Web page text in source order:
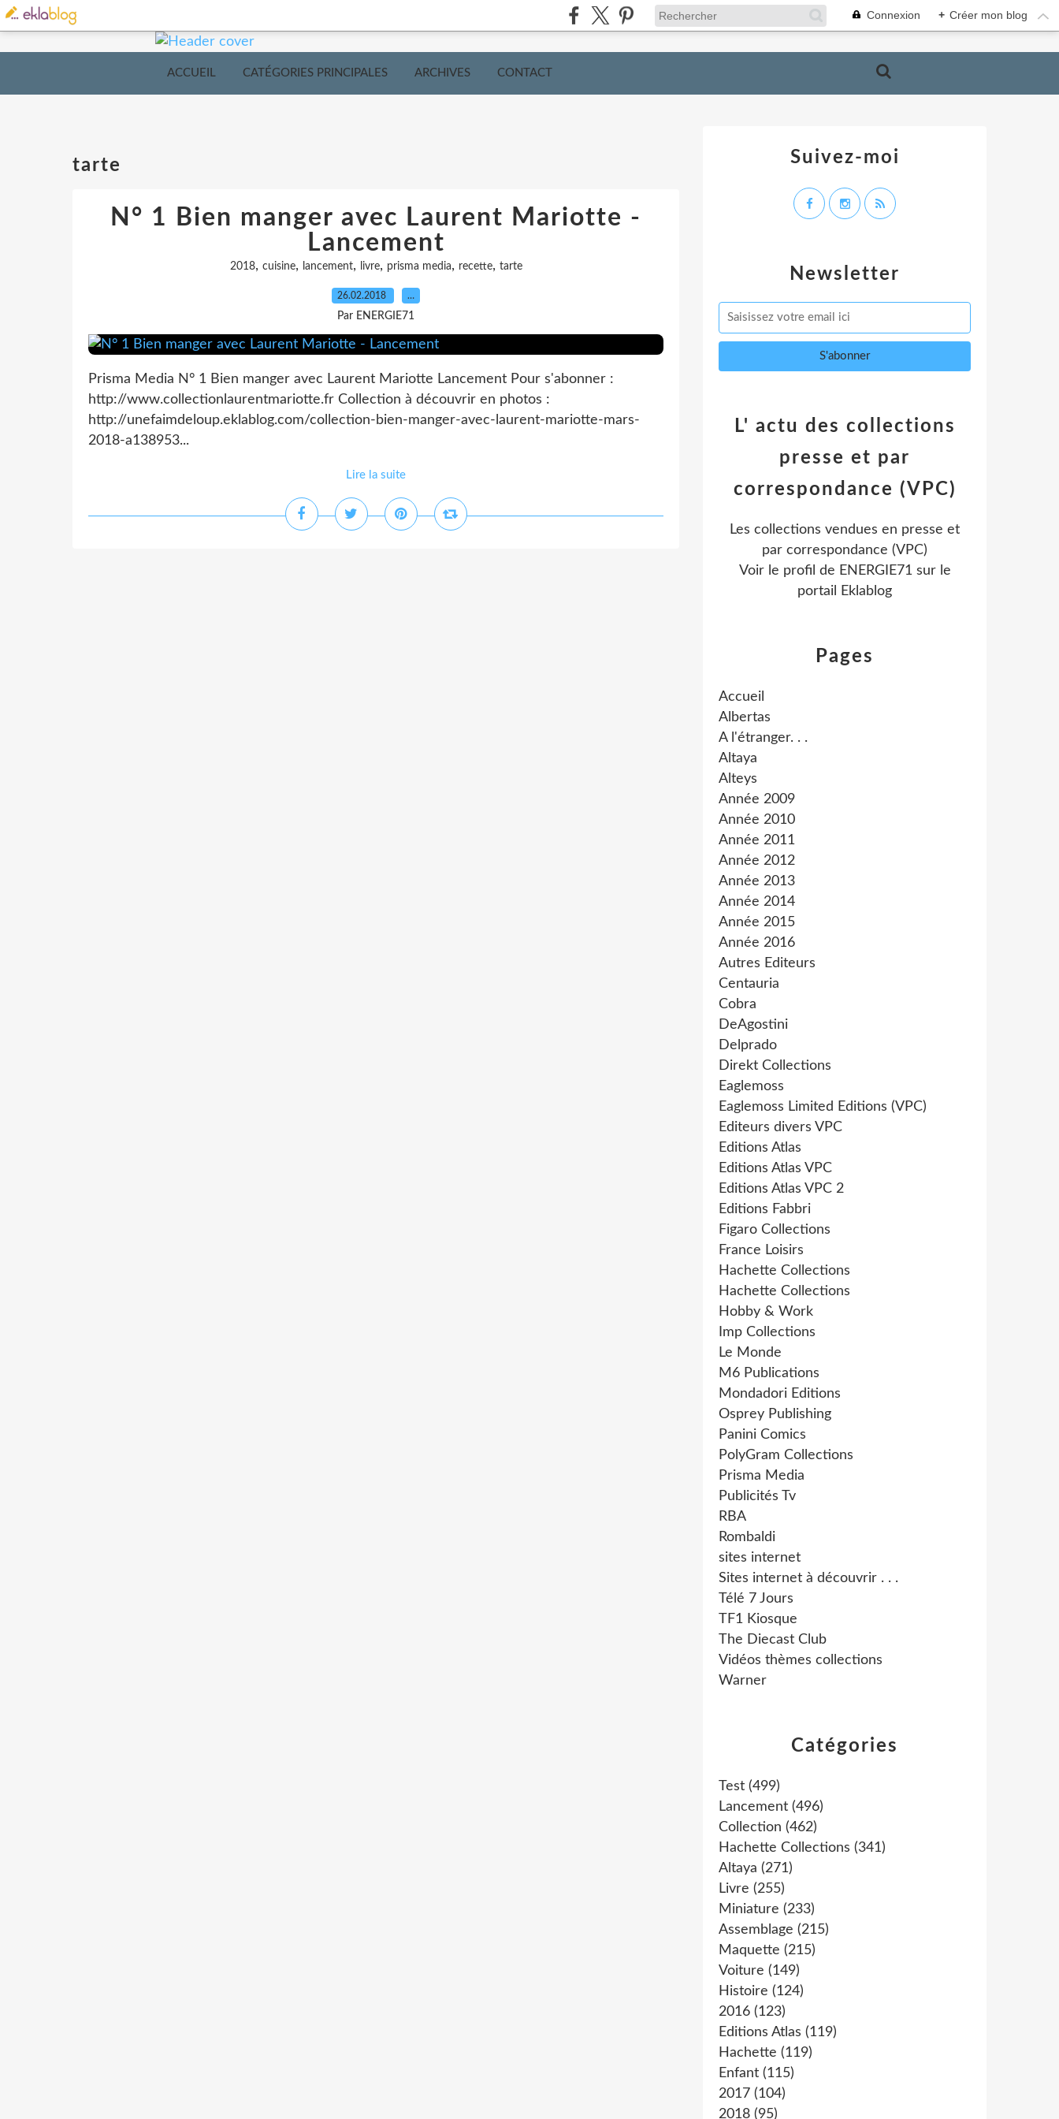
Connexion + Créer mon blog
ACCUEIL CATÉGORIES PRINCIPALES ARCHIVES CONTACT
tarte
N° 1 Bien manger avec Laurent Mariotte -
Lancement
2018, cuisine, lancement, livre, prisma media, recette, tarte
26.02.2018 …
Par ENERGIE71
Prisma Media N° 1 Bien manger avec Laurent Mariotte Lancement Pour s'abonner :
http://www.collectionlaurentmariotte.fr Collection à découvrir en photos :
http://unefaimdeloup.eklablog.com/collection-bien-manger-avec-laurent-mariotte-mars-
2018-a138953...
Lire la suite
Newsletter
Catégories
Test (499)
Lancement (496)
Collection (462)
Hachette Collections (341)
Altaya (271)
Livre (255)
Miniature (233)
Assemblage (215)
Maquette (215)
Voiture (149)
Histoire (124)
2016 (123)
Editions Atlas (119)
Hachette (119)
Enfant (115)
2017 (104)
2018 (95)
Pages
Accueil
Albertas
A l'étranger. . .
Altaya
Alteys
Année 2009
Année 2010
Année 2011
Année 2012
Année 2013
Année 2014
Année 2015
Année 2016
Autres Editeurs
Centauria
Cobra
DeAgostini
Delprado
Direkt Collections
Eaglemoss
Eaglemoss Limited Editions (VPC)
Editeurs divers VPC
Editions Atlas
Editions Atlas VPC
Editions Atlas VPC 2
Editions Fabbri
Figaro Collections
France Loisirs
Hachette Collections
Hachette Collections
Hobby & Work
Imp Collections
Le Monde
M6 Publications
Mondadori Editions
Osprey Publishing
Panini Comics
PolyGram Collections
Prisma Media
Publicités Tv
RBA
Rombaldi
sites internet
Sites internet à découvrir . . .
Télé 7 Jours
TF1 Kiosque
The Diecast Club
Vidéos thèmes collections
Warner
L' actu des collections
presse et par
correspondance (VPC)
Les collections vendues en presse et
par correspondance (VPC)
Voir le profil de ENERGIE71sur le
portail Eklablog
Suivez-moi